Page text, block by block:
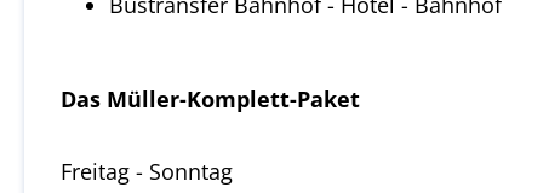
Das Müller-Komplett-Paket
Freitag - Sonntag